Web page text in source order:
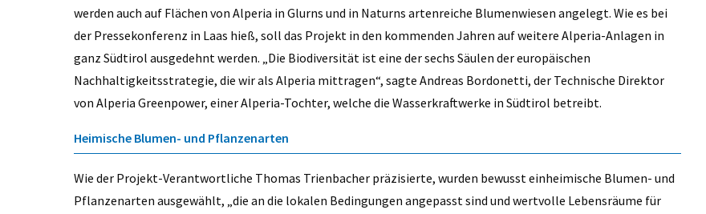
werden auch auf Flächen von Alperia in Glurns und in Naturns artenreiche Blumenwiesen angelegt. Wie es bei
der Pressekonferenz in Laas hieß, soll das Projekt in den kommenden Jahren auf weitere Alperia-Anlagen in
ganz Südtirol ausgedehnt werden. „Die Biodiversität ist eine der sechs Säulen der europäischen
Nachhaltigkeitsstrategie, die wir als Alperia mittragen“, sagte Andreas Bordonetti, der Technische Direktor
von Alperia Greenpower, einer Alperia-Tochter, welche die Wasserkraftwerke in Südtirol betreibt.
Heimische Blumen- und Pflanzenarten
Wie der Projekt-Verantwortliche Thomas Trienbacher präzisierte, wurden bewusst einheimische Blumen- und
Pflanzenarten ausgewählt, „die an die lokalen Bedingungen angepasst sind und wertvolle Lebensräume für